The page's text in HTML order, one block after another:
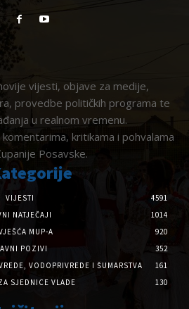
vijesti, objave za medije,
provedbe političkih programa te
u realnom vremenu.
kritikama i pohvalama
Posavske.
VIJESTI
4591
NATJEČAJI
1014
MUP-A
920
POZIVI
352
VODOPRIVREDE I ŠUMARSTVA
161
SJEDNICE VLADE
130